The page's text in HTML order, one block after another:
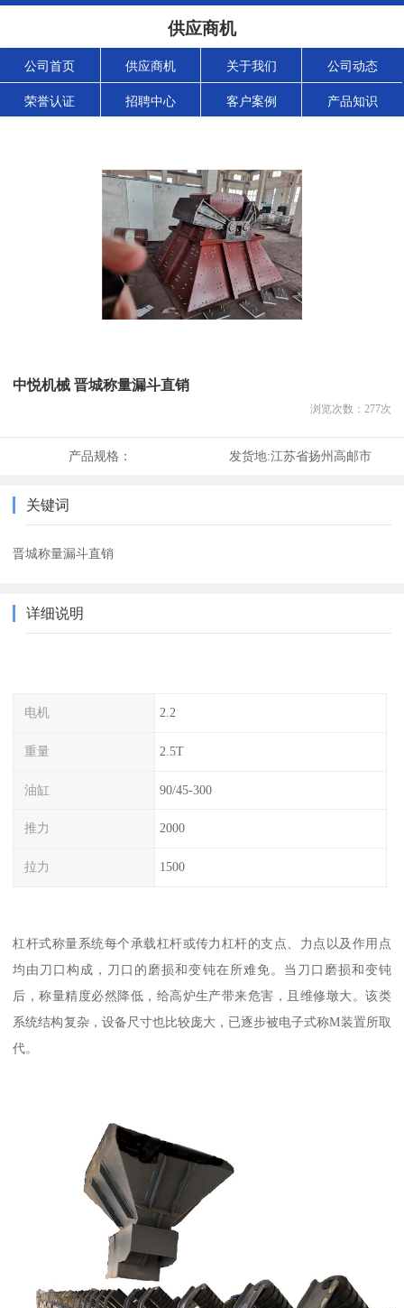
供应商机
公司首页 供应商机 关于我们 公司动态
荣誉认证 招聘中心 客户案例 产品知识
中悦机械 晋城称量漏斗直销
浏览次数： 277次
产品规格： 发货地:江苏省扬州高邮市
关键词
晋城称量漏斗直销
详细说明
电机 2.2
重量 2.5T
油缸 90/45-300
推力 2000
拉力 1500
杠杆式称量系统每个承载杠杆或传力杠杆的支点、力点以及作用点
均由刀口构成，刀口的磨损和变钝在所难免。当刀口磨损和变钝
后，称量精度必然降低，给高炉生产带来危害，且维修墩大。该类
系统结构复杂，设备尺寸也比较庞大，已逐步被电子式称M装置所取
代。